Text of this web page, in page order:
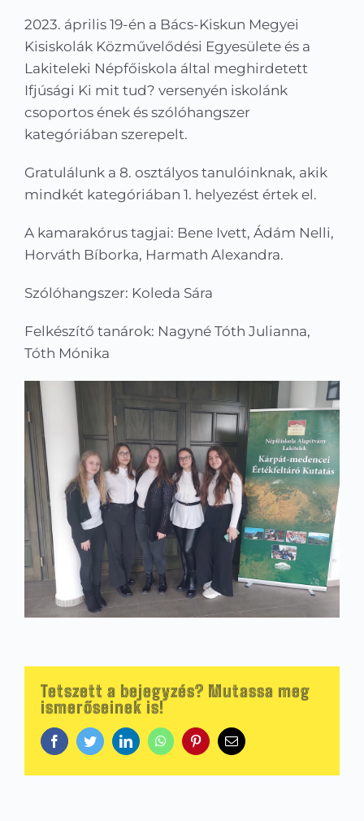
KRÉTA
2023. április 19-én a Bács-Kiskun Megyei
Kisiskolák Közművelődési Egyesülete és a
Lakiteleki Népfőiskola által meghirdetett
Ifjúsági Ki mit tud? versenyén iskolánk
csoportos ének és szólóhangszer
kategóriában szerepelt.
Gratulálunk a 8. osztályos tanulóinknak, akik
mindkét kategóriában 1. helyezést értek el.
A kamarakórus tagjai: Bene Ivett, Ádám Nelli,
Horváth Bíborka, Harmath Alexandra.
Szólóhangszer: Koleda Sára
Felkészítő tanárok: Nagyné Tóth Julianna,
Tóth Mónika
Tetszett a bejegyzés? Mutassa meg
ismerőseinek is!
FacebookTwitterLinkedInWhatsAppPinterestEmail: